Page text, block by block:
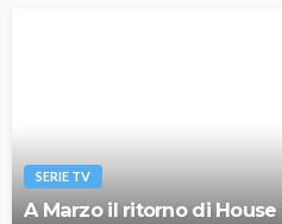
SERIE TV
A Marzo il ritorno di House